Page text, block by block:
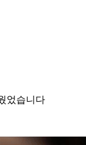
었습니다